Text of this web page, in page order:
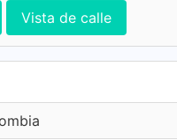
Vista de calle